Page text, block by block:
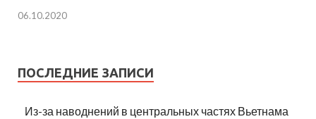
06.10.2020
ПОСЛЕДНИЕ ЗАПИСИ
Из-за наводнений в центральных частях Вьетнама